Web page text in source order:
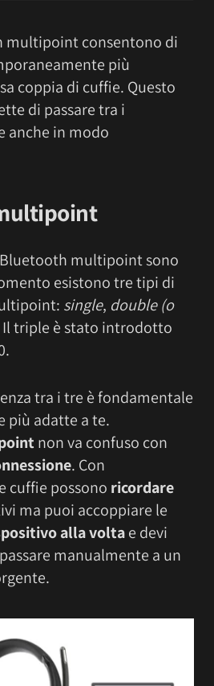
multipoint consentono di
più
coppia di cuffie. Questo
di passare tra i
anche in modo
multipoint sono
esistono tre tipi di
single, double (o
Il triple è stato introdotto
tra i tre è fondamentale
più adatte a te.
non va confuso con
. Con
cuffie possono ricordare
ma puoi accoppiare le
alla voltae devi
manualmente a un